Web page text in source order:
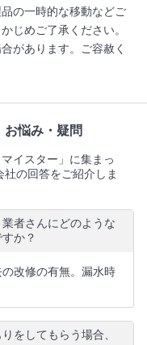
の一時的な移動などご
じめご了承ください。
があります。ご容赦く
悩み・疑問
イスター」に集まっ
の回答をご紹介しま
者さんにどのような
か？
改修の有無。漏水時
をしてもらう場合、